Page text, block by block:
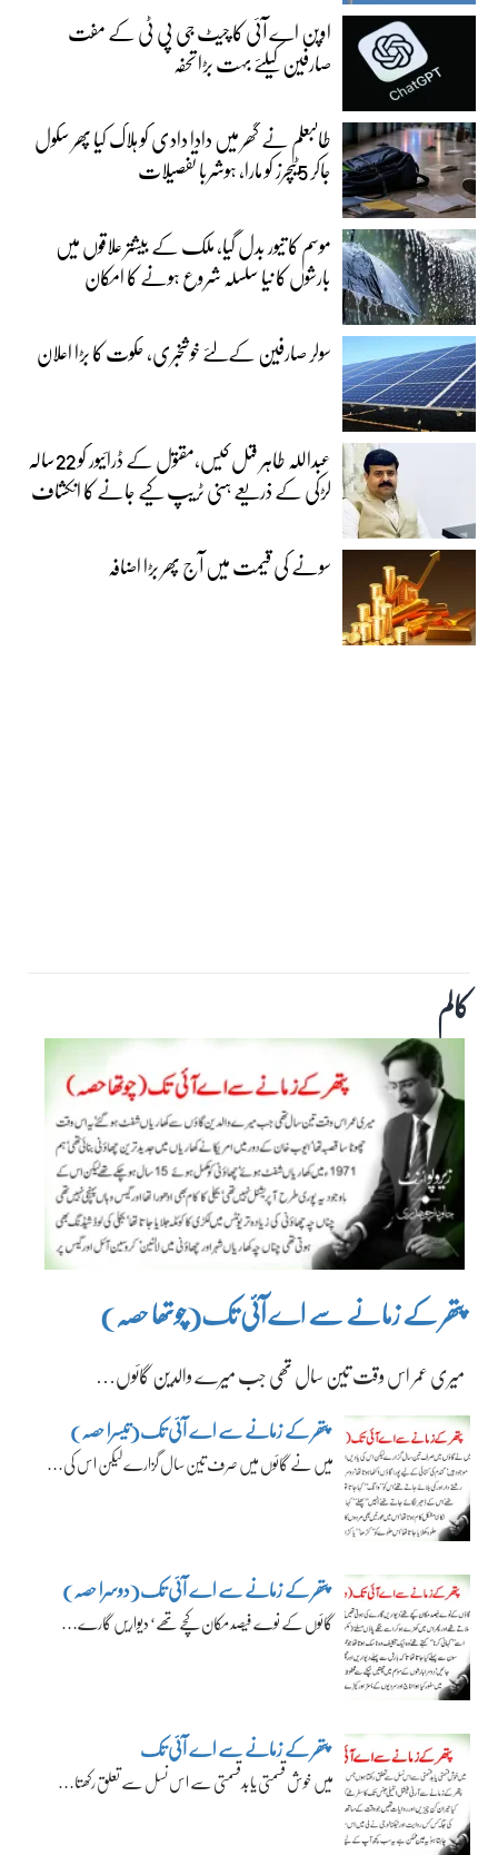
اوپن اے آئی کا چیٹ جی پی ٹی کے مفت
صارفین کیلئے بہت بڑا تحفہ
طالبعلم نے گھر میں دادا دادی کو ہلاک کیا پھر سکول
جاکر 5ٹیچرز کو مارا، ہوشربا تفصیلات
موسم کا تیور بدل گیا، ملک کے بیشتر علاقوں میں
بارشوں کا نیا سلسلہ شروع ہونے کا امکان
سولر صارفین کےلئے خوشخبری، حکوت کا بڑا اعلان
عبداللہ طاہر قتل کیس،مقتول کے ڈرائیور کو 22سالہ
لڑکی کے ذریعے ہنی ٹریپ کیے جانے کا انکشاف
سونے کی قیمت میں آج پھر بڑا اضافہ
کالم
پتھر کے زمانے سے اے آئی تک(چوتھا حصہ)
میری عمر اس وقت تین سال تھی جب میرے والدین گائوں…
پتھر کے زمانے سے اے آئی تک(تیسرا حصہ)
میں نے گائوں میں صرف تین سال گزارے لیکن اس کی…
پتھر کے زمانے سے اے آئی تک(دوسرا حصہ)
گائوں کے نوے فیصد مکان کچے تھے‘ دیواریں گارے…
پتھر کے زمانے سے اے آئی تک
میں خوش قسمتی یا بدقسمتی سے اس نسل سے تعلق رکھتا…